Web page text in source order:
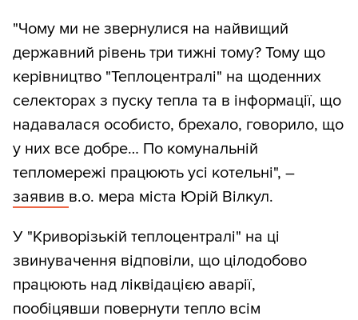
"Чому ми не звернулися на найвищий
державний рівень три тижні тому? Тому що
керівництво "Теплоцентралі" на щоденних
селекторах з пуску тепла та в інформації, що
надавалася особисто, брехало, говорило, що
у них все добре… По комунальній
тепломережі працюють усі котельні", –
заявив в.о. мера міста Юрій Вілкул.
У "Криворізькій теплоцентралі" на ці
звинувачення відповіли, що цілодобово
працюють над ліквідацією аварії,
пообіцявши повернути тепло всім